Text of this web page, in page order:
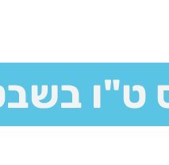
ט"ו